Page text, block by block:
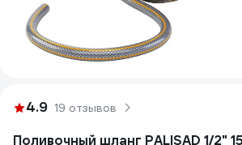
4.9 19 отзывов
Поливочный шланг PALISAD 1/2"